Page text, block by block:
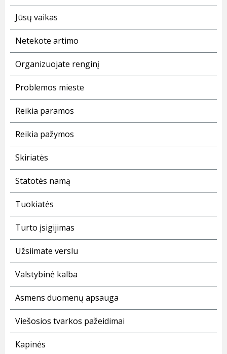
Jūsų vaikas
Netekote artimo
Organizuojate renginį
Problemos mieste
Reikia paramos
Reikia pažymos
Skiriatės
Statotės namą
Tuokiatės
Turto įsigijimas
Užsiimate verslu
Valstybinė kalba
Asmens duomenų apsauga
Viešosios tvarkos pažeidimai
Kapinės